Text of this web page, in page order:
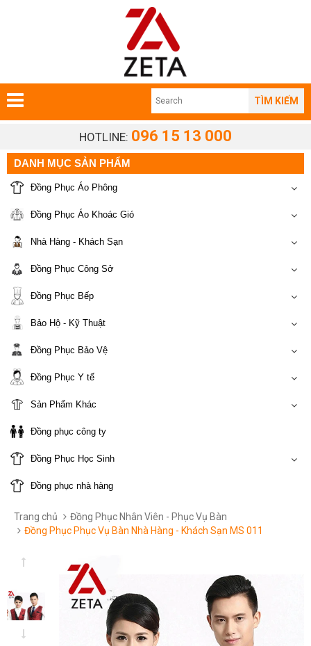
TÌM KIẾM
HOTLINE: 096 15 13 000
DANH MỤC SẢN PHẨM
Đồng Phục Áo Phông
Đồng Phục Áo Khoác Gió
Nhà Hàng - Khách Sạn
Đồng Phục Công Sở
Đồng Phục Bếp
Bảo Hộ - Kỹ Thuật
Đồng Phục Bảo Vệ
Đồng Phục Y tế
Sản Phẩm Khác
Đồng phục công ty
Đồng Phục Học Sinh
Đồng phục nhà hàng
Trang chủ
Đồng Phục Nhân Viên - Phục Vụ Bàn
Đồng Phục Phục Vụ Bàn Nhà Hàng - Khách Sạn MS 011